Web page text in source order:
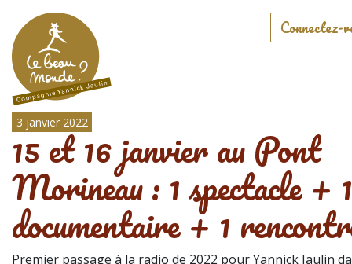
Connectez-
3 janvier 2022
15 et 16 janvier au Pont
Morineau : 1 spectacle + 1
documentaire + 1
Premier passage à la radio de 2022 pour Yannick Jaulin